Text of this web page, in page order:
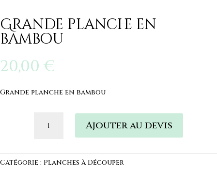
Grande planche en
bambou
20,00 €
Grande planche en bambou
en
Ajouter au devis
Catégorie : Planches à Découper